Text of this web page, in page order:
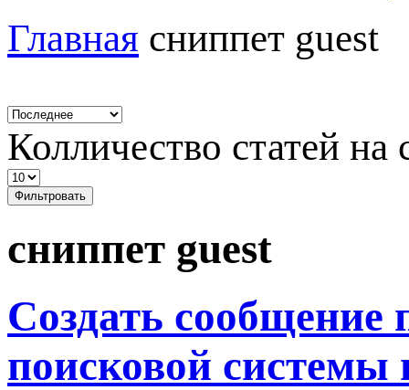
Главная сниппет guest
Колличество статей на
Фильтровать
сниппет guest
Создать сообщение
поисковой системы